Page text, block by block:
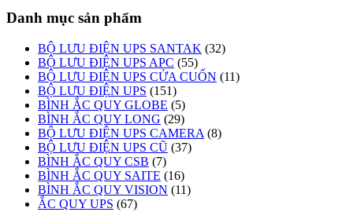
Danh mục sản phẩm
BỘ LƯU ĐIỆN UPS SANTAK (32)
BỘ LƯU ĐIỆN UPS APC (55)
BỘ LƯU ĐIỆN UPS CỬA CUỐN (11)
BỘ LƯU ĐIỆN UPS (151)
BÌNH ẮC QUY GLOBE (5)
BÌNH ẮC QUY LONG (29)
BỘ LƯU ĐIỆN UPS CAMERA (8)
BỘ LƯU ĐIỆN UPS CŨ (37)
BÌNH ẮC QUY CSB (7)
BÌNH ẮC QUY SAITE (16)
BÌNH ẮC QUY VISION (11)
ẮC QUY UPS (67)